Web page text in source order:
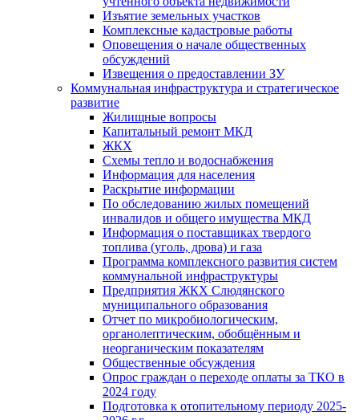
Изъятие земельных участков
Комплексные кадастровые работы
Оповещения о начале общественных
обсуждений
Извещения о предоставлении ЗУ
Коммунальная инфраструктура и стратегическое
развитие
Жилищные вопросы
Капитальный ремонт МКД
ЖКХ
Схемы тепло и водоснабжения
Информация для населения
Раскрытие информации
По обследованию жилых помещений
инвалидов и общего имущества МКД
Информация о поставщиках твердого
топлива (уголь, дрова) и газа
Программа комплексного развития систем
коммунальной инфраструктуры
Предприятия ЖКХ Слюдянского
муниципального образования
Отчет по микробиологическим,
органолептическим, обобщённым и
неорганическим показателям
Общественные обсуждения
Опрос граждан о переходе оплаты за ТКО в
2024 году
Подготовка к отопительному периоду 2025-